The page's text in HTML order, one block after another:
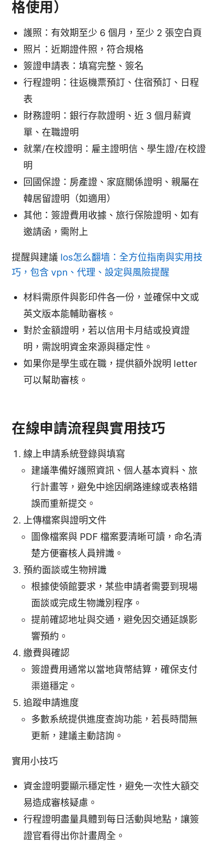
格使用）
護照：有效期至少 6 個月，至少 2 張空白頁
照片：近期證件照，符合規格
簽證申請表：填寫完整、簽名
行程證明：往返機票預訂、住宿預訂、日程
表
財務證明：銀行存款證明、近 3 個月薪資
單、在職證明
就業/在校證明：雇主證明信、學生證/在校證
明
回國保證：房產證、家庭關係證明、親屬在
韓居留證明（如適用）
其他：簽證費用收據、旅行保險證明、如有
邀請函，需附上
提醒與建議 Ios怎么翻墙：全方位指南與实用技
巧，包含 vpn、代理、設定與風險提醒
材料需原件與影印件各一份，並確保中文或
英文版本能輔助審核。
對於金額證明，若以信用卡月結或投資證
明，需說明資金來源與穩定性。
如果你是學生或在職，提供額外說明 letter
可以幫助審核。
在線申請流程與實用技巧
線上申請系統登錄與填寫
建議準備好護照資訊、個人基本資料、旅
行計畫等，避免中途因網路連線或表格錯
誤而重新提交。
上傳檔案與證明文件
圖像檔案與 PDF 檔案要清晰可讀，命名清
楚方便審核人員辨識。
預約面談或生物辨識
根據使領館要求，某些申請者需要到現場
面談或完成生物識別程序。
提前確認地址與交通，避免因交通延誤影
響預約。
繳費與確認
簽證費用通常以當地貨幣結算，確保支付
渠道穩定。
追蹤申請進度
多數系統提供進度查詢功能，若長時間無
更新，建議主動諮詢。
實用小技巧
資金證明要顯示穩定性，避免一次性大額交
易造成審核疑慮。
行程證明盡量具體到每日活動與地點，讓簽
證官看得出你計畫周全。